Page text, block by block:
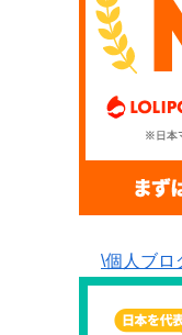
\個人ブロ